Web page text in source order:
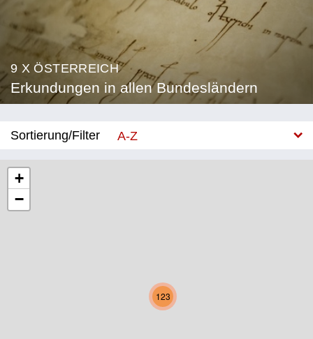
9 X ÖSTERREICH
Erkundungen in allen Bundesländern
Sortierung/Filter
A-Z
Niederösterreich
Oberösterreich
123
+
−